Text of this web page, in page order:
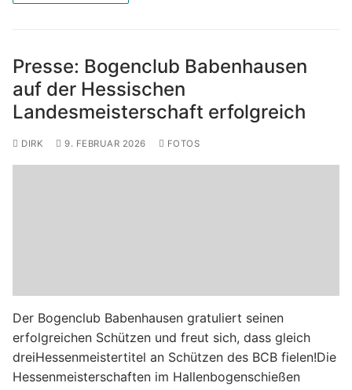
Presse: Bogenclub Babenhausen
auf der Hessischen
Landesmeisterschaft erfolgreich
DIRK 9. FEBRUAR 2026 FOTOS
Der Bogenclub Babenhausen gratuliert seinen
erfolgreichen Schützen und freut sich, dass gleich
dreiHessenmeistertitel an Schützen des BCB fielen!Die
Hessenmeisterschaften im Hallenbogenschießen